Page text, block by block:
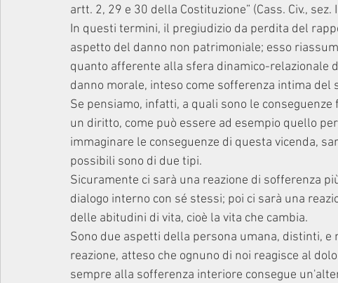
artt. 2, 29 e 30 della Costituzione” (Cass. Civ., sez.
In questi termini, il pregiudizio da perdita del
aspetto del danno non patrimoniale; esso
quanto afferente alla sfera dinamico-relazionale
danno morale, inteso come sofferenza intima del
Se pensiamo, infatti, a quali sono le
un diritto, come può essere ad esempio quello
immaginare le conseguenze di questa vicenda,
possibili sono di due tipi.
Sicuramente ci sarà una reazione di sofferenza
dialogo interno con sé stessi; poi ci sarà una
delle abitudini di vita, cioè la vita che cambia.
Sono due aspetti della persona umana, distinti,
reazione, atteso che ognuno di noi reagisce al
sempre alla sofferenza interiore consegue